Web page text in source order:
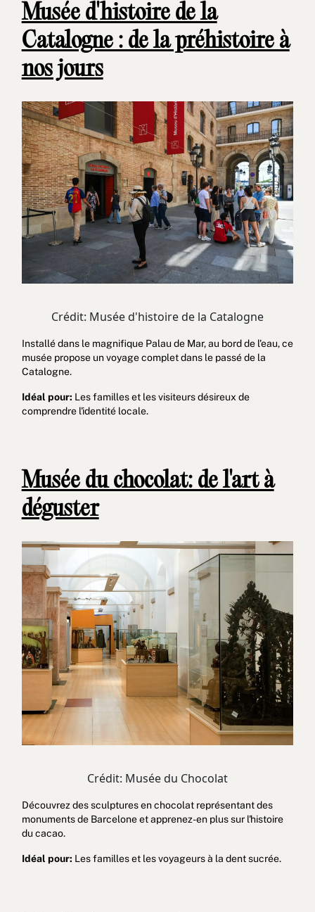
Musée d'histoire de la
Catalogne : de la préhistoire à
nos jours
Crédit: Musée d'histoire de la Catalogne
Installé dans le magnifique Palau de Mar, au bord de l'eau, ce
musée propose un voyage complet dans le passé de la
Catalogne.
Idéal pour: Les familles et les visiteurs désireux de
comprendre l'identité locale.
Musée du chocolat: de l'art à
déguster
Crédit: Musée du Chocolat
Découvrez des sculptures en chocolat représentant des
monuments de Barcelone et apprenez-en plus sur l'histoire
du cacao.
Idéal pour: Les familles et les voyageurs à la dent sucrée.